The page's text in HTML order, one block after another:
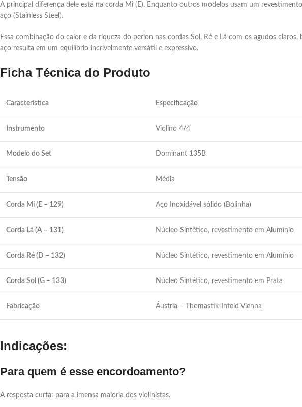
A principal diferença dele está na corda Mi (E). Enquanto outros modelos usam um
aço (Stainless Steel).
Essa combinação do calor e da riqueza do perlon nas cordas Sol, Ré e Lá com os agudos
aço resulta em um equilíbrio incrivelmente versátil e expressivo.
Ficha Técnica do Produto
Característica Especificação
Instrumento Violino 4/4
Modelo do Set Dominant 135B
Tensão Média
Corda Mi (E – 129) Aço Inoxidável sólido (Bolinha)
Corda Lá (A – 131) Núcleo Sintético, revestimento em Alumínio
Corda Ré (D – 132) Núcleo Sintético, revestimento em Alumínio
Corda Sol (G – 133) Núcleo Sintético, revestimento em Prata
Fabricação Áustria – Thomastik-Infeld Vienna
Indicações:
Para quem é esse encordoamento?
A resposta curta: para a imensa maioria dos violinistas.